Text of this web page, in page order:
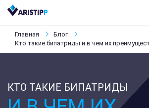
Главная
Блог
Кто такие бипатриды и в чем их
КТО ТАКИЕ БИПАТРИДЫ